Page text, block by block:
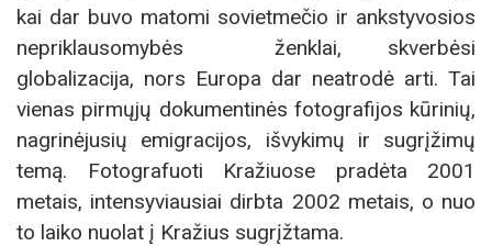
kai dar buvo matomi sovietmečio ir ankstyvosios
nepriklausomybės ženklai, skverbėsi
globalizacija, nors Europa dar neatrodė arti. Tai
vienas pirmųjų dokumentinės fotografijos kūrinių,
nagrinėjusių emigracijos, išvykimų ir sugrįžimų
temą. Fotografuoti Kražiuose pradėta 2001
metais, intensyviausiai dirbta 2002 metais, o nuo
to laiko nuolat į Kražius sugrįžtama.